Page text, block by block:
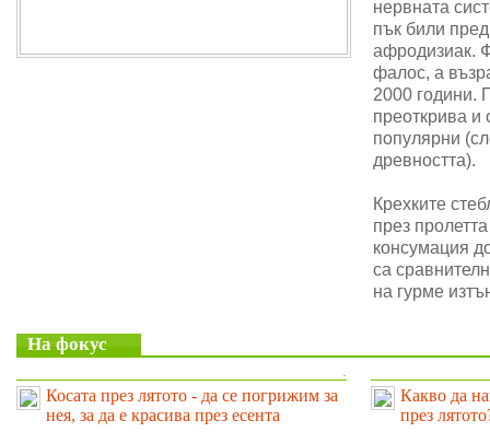
нервната
пък били
афродизиак.
фалос, а
2000 години.
преоткрива и
популярни
древността).
Крехките
през
консумация
са
на гурме
На фокус
Косата през лятото - да се погрижим за
нея, за да е красива през есента
Какво да
през